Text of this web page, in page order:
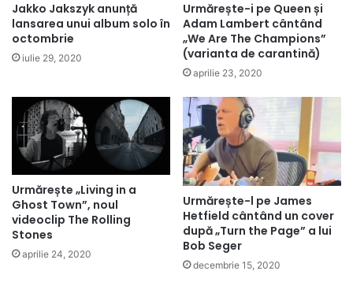
Jakko Jakszyk anunță
lansarea unui album solo în
octombrie
iulie 29, 2020
Urmărește-i pe Queen și
Adam Lambert cântând
„We Are The Champions”
(varianta de carantină)
aprilie 23, 2020
Urmărește „Living in a
Ghost Town”, noul
videoclip The Rolling
Stones
aprilie 24, 2020
Urmărește-l pe James
Hetfield cântând un cover
după „Turn the Page” a lui
Bob Seger
decembrie 15, 2020